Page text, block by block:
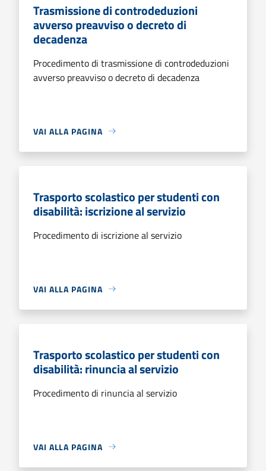
Trasmissione di controdeduzioni
avverso preavviso o decreto di
decadenza
Procedimento di trasmissione di controdeduzioni
avverso preavviso o decreto di decadenza
VAI ALLA PAGINA
Trasporto scolastico per studenti con
disabilità: iscrizione al servizio
Procedimento di iscrizione al servizio
VAI ALLA PAGINA
Trasporto scolastico per studenti con
disabilità: rinuncia al servizio
Procedimento di rinuncia al servizio
VAI ALLA PAGINA